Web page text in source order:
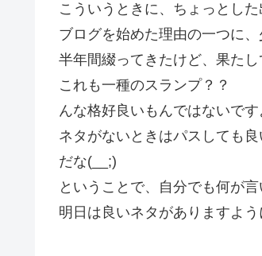
こういうときに、ちょっとし
ブログを始めた理由の一つに
半年間綴ってきたけど、果た
これも一種のスランプ？？
んな格好良いもんではないです
ネタがないときはパスしても
だな(__;)
ということで、自分でも何が
明日は良いネタがありますよう